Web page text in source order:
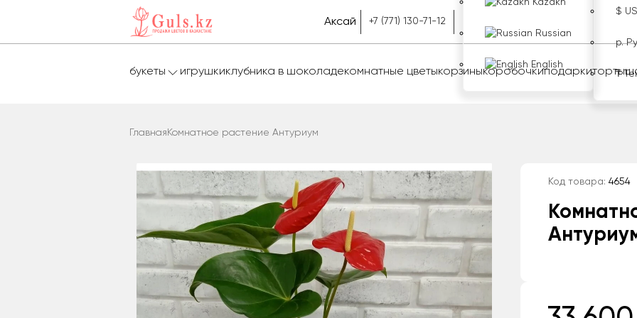
Аксай +7 (771) 130-71-12
Kazakh
Russian
English
$
р.
₸
букеты игрушкиклубника в шоколадекомнатные цветыкорзиныкоробочкиподаркиторты
Главная Комнатное растение Антуриум
Код товара: 4654